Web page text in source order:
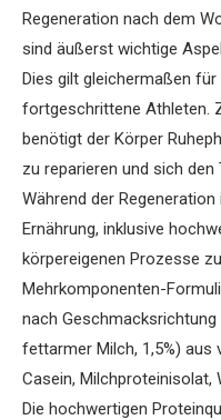
Regeneration nach dem
sind äußerst wichtige
Dies gilt gleichermaßen
fortgeschrittene Athleten.
benötigt der Körper
zu reparieren und sich
Während der
Ernährung, inklusive
körpereigenen Prozesse
Mehrkomponenten-
nach
fettarmer Milch, 1,5%) aus
Casein, Milchproteinisolat,
Die hochwertigen